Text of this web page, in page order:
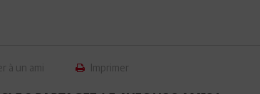
à un ami Imprimer